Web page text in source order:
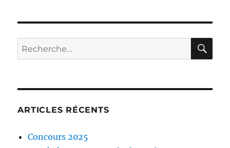
Recherche
pour :
ARTICLES RÉCENTS
Concours 2025